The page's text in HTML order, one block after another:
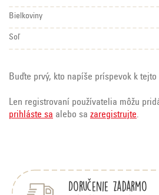
Bielkoviny
Soľ
Buďte prvý, kto napíše príspevok k tejto
Len registrovaní používatelia môžu
prihláste sa alebo sa zaregistrujte.
Doručenie zadarmo